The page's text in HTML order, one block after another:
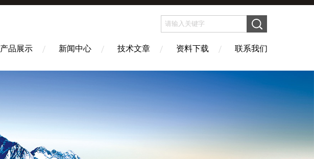
产品展示 新闻中心 技术文章 资料下载 联系我们